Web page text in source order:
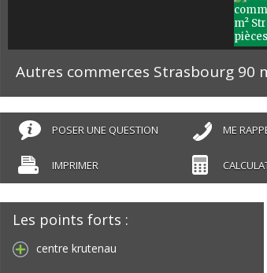
Autres commerces Strasbourg 90
POSER UNE QUESTION ME
IMPRIMER
Les points forts :
centre krutenau